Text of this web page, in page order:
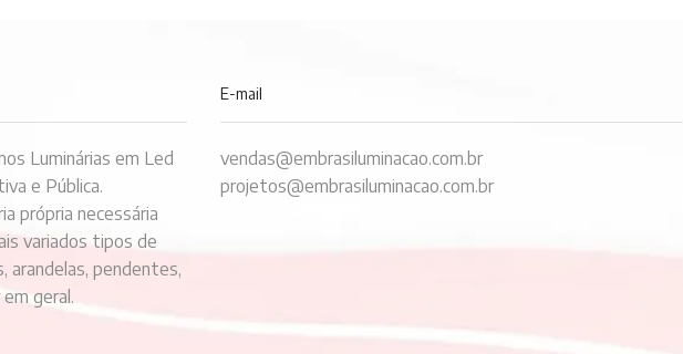
Luminárias em Led
e Pública.
própria necessária
variados tipos de
arandelas, pendentes,
geral.
E-mail
vendas@embrasiluminacao.com.br
projetos@embrasiluminacao.com.br